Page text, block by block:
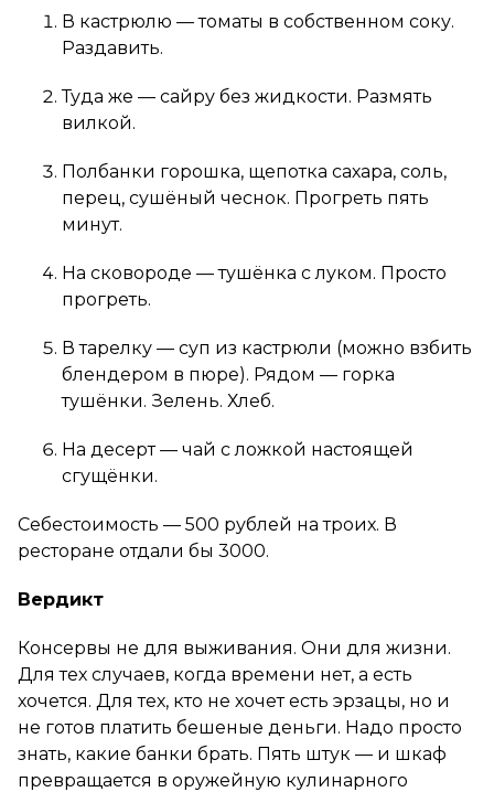
В кастрюлю — томаты в собственном соку.
Раздавить.
Туда же — сайру без жидкости. Размять
вилкой.
Полбанки горошка, щепотка сахара, соль,
перец, сушёный чеснок. Прогреть пять
минут.
На сковороде — тушёнка с луком. Просто
прогреть.
В тарелку — суп из кастрюли (можно взбить
блендером в пюре). Рядом — горка
тушёнки. Зелень. Хлеб.
На десерт — чай с ложкой настоящей
сгущёнки.
Себестоимость — 500 рублей на троих. В
ресторане отдали бы 3000.
Вердикт
Консервы не для выживания. Они для жизни.
Для тех случаев, когда времени нет, а есть
хочется. Для тех, кто не хочет есть эрзацы, но и
не готов платить бешеные деньги. Надо просто
знать, какие банки брать. Пять штук — и шкаф
превращается в оружейную кулинарного